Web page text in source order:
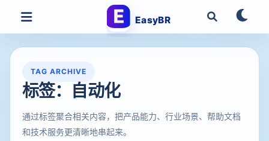
EasyBR
TAG ARCHIVE
标签：自动化
通过标签聚合相关内容，把产品能力、行业场景、帮助文档
和技术服务更清晰地串起来。